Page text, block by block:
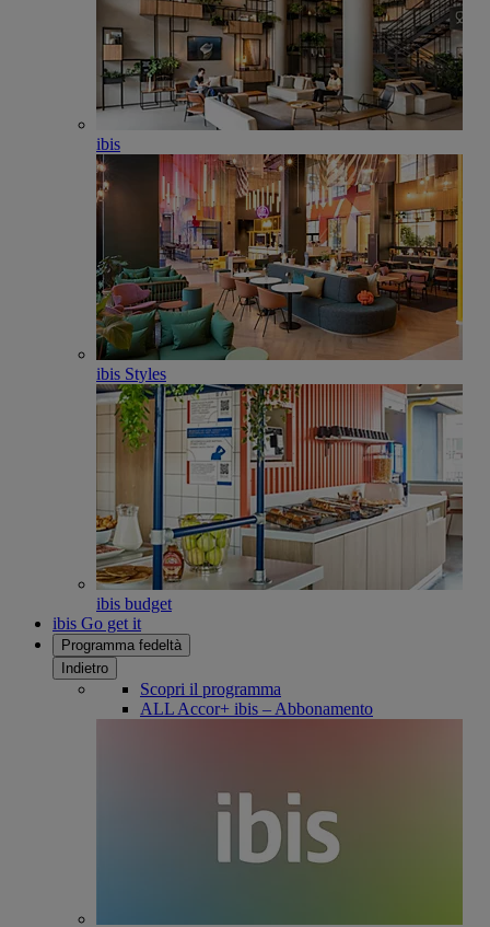
ibis
ibis Styles
ibis budget
ibis Go get it
Programma fedeltà
Indietro
Scopri il programma
ALL Accor+ ibis – Abbonamento